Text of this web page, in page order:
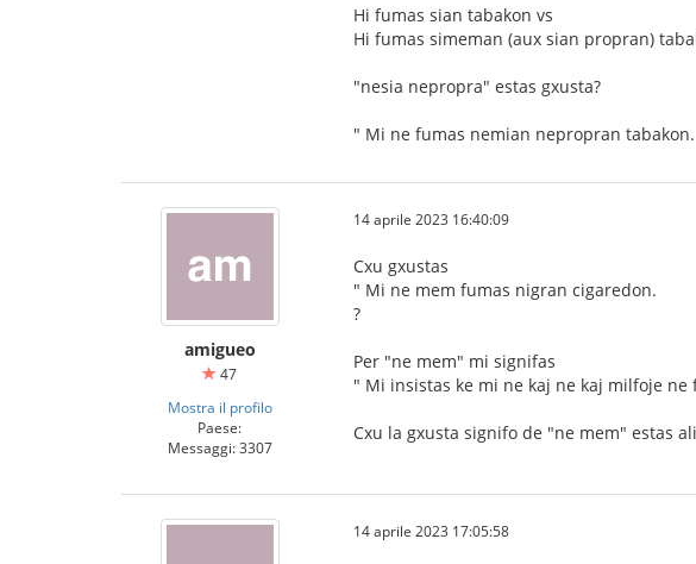
Hi fumas sian tabakon vs
Hi fumas simeman (aux sian propran)
"nesia nepropra" estas gxusta?
" Mi ne fumas nemian nepropran tabakon.
amigueo
47
Mostra il profilo
Paese:
Messaggi: 3307
14 aprile 2023 16:40:09
Cxu gxustas
" Mi ne mem fumas nigran cigaredon.
?
Per "ne mem" mi signifas
" Mi insistas ke mi ne kaj ne kaj milfoje
Cxu la gxusta signifo de "ne mem" estas
14 aprile 2023 17:05:58